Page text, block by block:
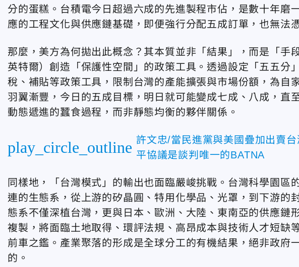
分的蛋糕。台積電今日超過六成的先進製程市佔，是數十年磨
應的工程文化與供應鏈基礎，即便強行分配五成訂單，也無法
那麼，美方為何拋出此概念？其本質並非「結果」，而是「手
英特爾）創造「保護性空間」的政策工具。透過設定「五五分
稅、補貼等政策工具，限制台灣的產能擴張與市場份額，為自
羽翼漸豐，今日的五成目標，明日就可能變成七成、八成，直
動態遞進的蠶食過程，而非靜態均衡的夥伴關係。
play_circle_outline 許文忠/當民進黨與美國疊加出賣
平協議是談判唯一的BATNA
同樣地，「台灣模式」的輸出也面臨嚴峻挑戰。台灣科學園區
連的生態系，從上游的矽晶圓、特用化學品、光罩，到下游的
態系不僅深植台灣，更與日本、歐洲、大陸、東南亞的供應鏈
複製，將面臨土地取得、環評法規、高昂成本與技術人才短缺
前車之鑑。產業聚落的形成是全球分工的有機結果，絕非政府
的。